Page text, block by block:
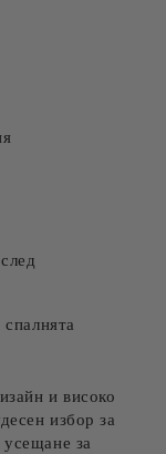
и високо
избор за
за